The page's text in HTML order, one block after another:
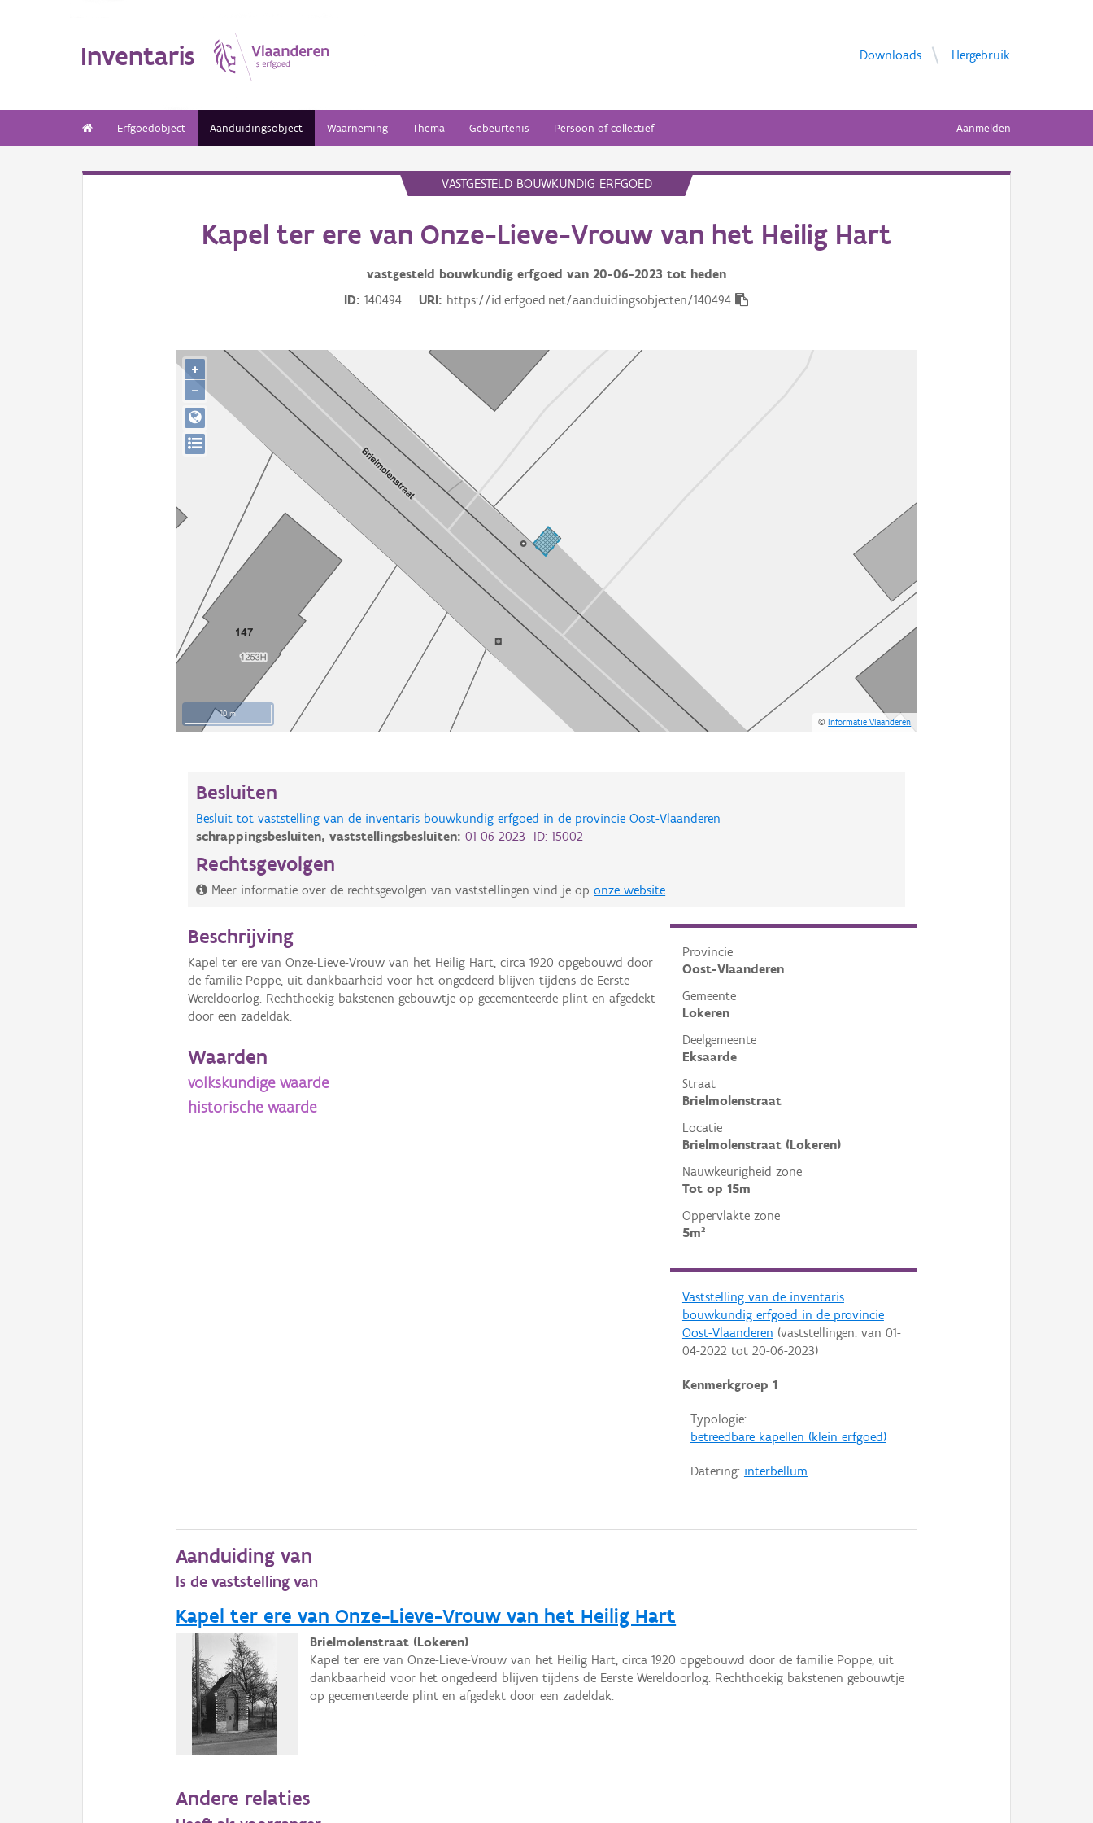
Inventaris Downloads Hergebruik
Erfgoedobject Aanduidingsobject Waarneming Thema Gebeurtenis Persoon of collectief Aanmelden
VASTGESTELD BOUWKUNDIG ERFGOED
Kapel ter ere van Onze-Lieve-Vrouw van het Heilig Hart
vastgesteld bouwkundig erfgoed van 20-06-2023 tot heden
ID
140494 URI https://id.erfgoed.net/aanduidingsobjecten/140494
10 m
©Informatie Vlaanderen
+
−
Besluiten
Besluit tot vaststelling van de inventaris bouwkundig erfgoed in de provincie Oost-Vlaanderen
schrappingsbesluiten,vaststellingsbesluiten:01-06-2023 ID: 15002
Rechtsgevolgen
Meer informatie over de rechtsgevolgen van vaststellingen vind je oponze website.
Provincie
Oost-Vlaanderen
Gemeente
Lokeren
Deelgemeente
Eksaarde
Straat
Brielmolenstraat
Locatie
Brielmolenstraat (Lokeren)
Nauwkeurigheid zone
Tot op 15m
Oppervlakte zone
5m²
Vaststelling van de inventaris
bouwkundig erfgoed in de provincie
Oost-Vlaanderen (vaststellingen: van 01-
04-2022tot 20-06-2023)
Kenmerkgroep 1
Typologie:
betreedbare kapellen (klein erfgoed)
Datering: interbellum
Beschrijving
Kapel ter ere van Onze-Lieve-Vrouw van het Heilig Hart, circa 1920 opgebouwd door
de familie Poppe, uit dankbaarheid voor het ongedeerd blijven tijdens de Eerste
Wereldoorlog. Rechthoekig bakstenen gebouwtje op gecementeerde plint en afgedekt
door een zadeldak.
Waarden
volkskundige waarde
historische waarde
Aanduiding van
Is de vaststelling van
Kapel ter ere van Onze-Lieve-Vrouw van het Heilig Hart
Brielmolenstraat (Lokeren)
Kapel ter ere van Onze-Lieve-Vrouw van het Heilig Hart, circa 1920 opgebouwd door de familie Poppe, uit
dankbaarheid voor het ongedeerd blijven tijdens de Eerste Wereldoorlog. Rechthoekig bakstenen gebouwtje
op gecementeerde plint en afgedekt door een zadeldak.
Andere relaties